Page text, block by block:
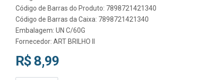
Código de Barras do Produto: 7898721421340
Código de Barras da Caixa: 7898721421340
Embalagem: UN C/60G
Fornecedor: ART BRILHO II
R$ 8,99